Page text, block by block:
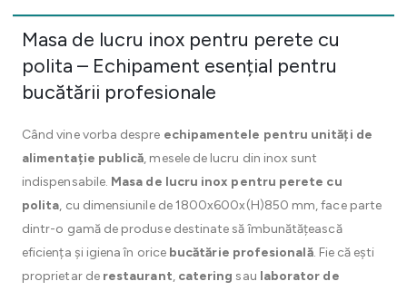
Masa de lucru inox pentru perete cu
polita – Echipament esențial pentru
bucătării profesionale
Când vine vorba despre echipamentele pentru unități de
alimentație publică, mesele de lucru din inox sunt
indispensabile. Masa de lucru inox pentru perete cu
polita, cu dimensiunile de 1800x600x(H)850 mm, face parte
dintr-o gamă de produse destinate să îmbunătățească
eficiența și igiena în orice bucătărie profesională. Fie că ești
proprietar de restaurant, catering sau laborator de